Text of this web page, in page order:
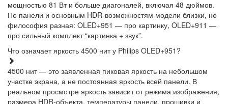
мощностью 81 Вт и больше диагоналей, включая 48 дюймов.
По панели и основным HDR-возможностям модели близки, но
философия разная: OLED+951 — про картинку, OLED+911 —
про сильный комплект “картинка + звук”.
Что означает яркость 4500 нит у Philips OLED+951?
4500 нит — это заявленная пиковая яркость на небольшом
участке экрана, а не постоянная яркость всей панели. В
реальном просмотре яркость зависит от режима изображения,
размера HDR-объекта, температуры панели, прошивки и